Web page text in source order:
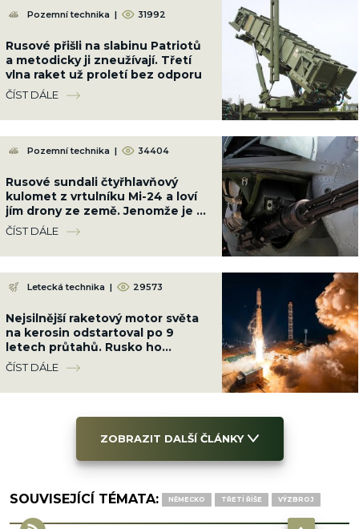
Pozemní technika | 31992
Rusové přišli na slabinu Patriotů
a metodicky ji zneužívají. Třetí
vlna raket už proletí bez odporu
ČÍST DÁLE
Pozemní technika | 34404
Rusové sundali čtyřhlavňový
kulomet z vrtulníku Mi-24 a loví
jím drony ze země. Jenomže je až
příliš silný
ČÍST DÁLE
Letecká technika | 29573
Nejsilnější raketový motor světa
na kerosin odstartoval po 9
letech průtahů. Rusko ho
nacpalo do tří raket najednou
ČÍST DÁLE
ZOBRAZIT DALŠÍ ČLÁNKY
SOUVISEJÍCÍ TÉMATA: NĚMECKO TŘETÍ ŘÍŠE VÝZBROJ